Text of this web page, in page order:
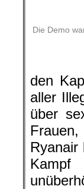
Die Demo
den
aller
über
Ryanair
Kampf